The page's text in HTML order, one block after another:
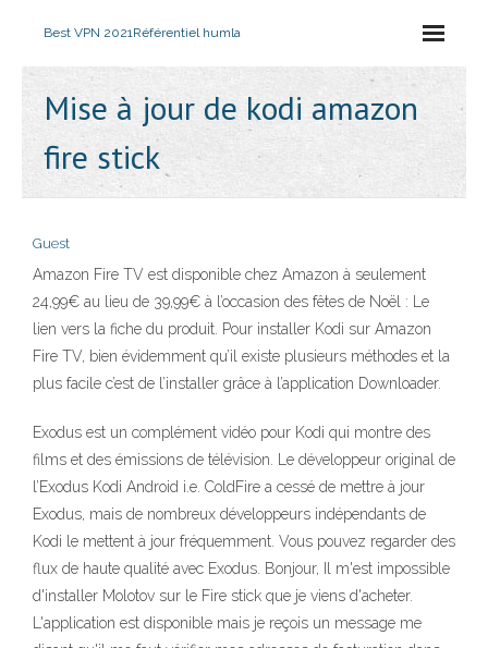
Best VPN 2021Référentiel humla
Mise à jour de kodi amazon
fire stick
Guest
Amazon Fire TV est disponible chez Amazon à seulement
24,99€ au lieu de 39,99€ à l’occasion des fêtes de Noël : Le
lien vers la fiche du produit. Pour installer Kodi sur Amazon
Fire TV, bien évidemment qu’il existe plusieurs méthodes et la
plus facile c’est de l’installer grâce à l’application Downloader.
Exodus est un complément vidéo pour Kodi qui montre des
films et des émissions de télévision. Le développeur original de
l’Exodus Kodi Android i.e. ColdFire a cessé de mettre à jour
Exodus, mais de nombreux développeurs indépendants de
Kodi le mettent à jour fréquemment. Vous pouvez regarder des
flux de haute qualité avec Exodus. Bonjour, Il m'est impossible
d'installer Molotov sur le Fire stick que je viens d'acheter.
L'application est disponible mais je reçois un message me